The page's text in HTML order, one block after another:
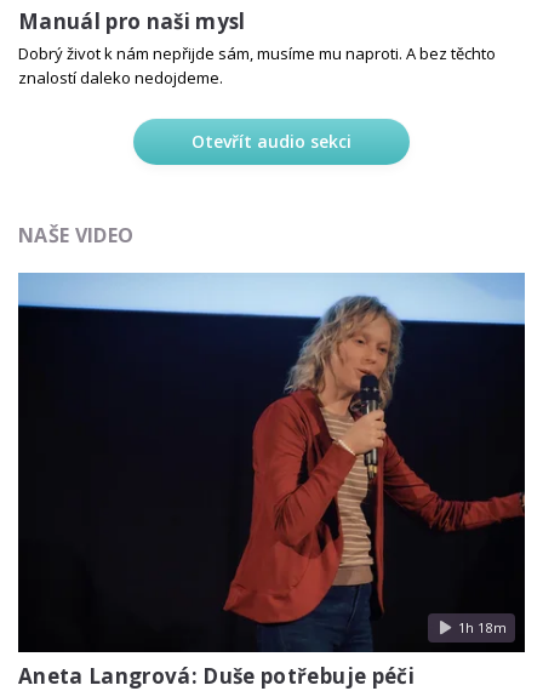
Manuál pro naši mysl
Dobrý život k nám nepřijde sám, musíme mu naproti. A bez těchto
znalostí daleko nedojdeme.
Otevřít audio sekci
NAŠE VIDEO
1h 18m
Aneta Langrová: Duše potřebuje péči